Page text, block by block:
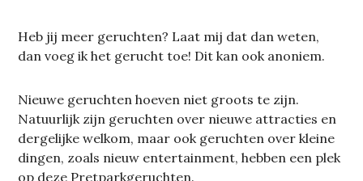
Heb jij meer geruchten? Laat mij dat dan weten,
dan voeg ik het gerucht toe! Dit kan ook anoniem.
Nieuwe geruchten hoeven niet groots te zijn.
Natuurlijk zijn geruchten over nieuwe attracties en
dergelijke welkom, maar ook geruchten over kleine
dingen, zoals nieuw entertainment, hebben een plek
op deze Pretparkgeruchten.